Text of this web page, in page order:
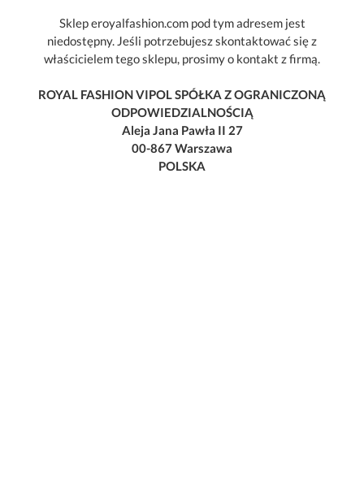
Sklep eroyalfashion.com pod tym adresem jest
niedostępny. Jeśli potrzebujesz skontaktować się z
właścicielem tego sklepu, prosimy o kontakt z firmą.
ROYAL FASHION VIPOL SPÓŁKA Z OGRANICZONĄ
ODPOWIEDZIALNOŚCIĄ
Aleja Jana Pawła II 27
00-867 Warszawa
POLSKA